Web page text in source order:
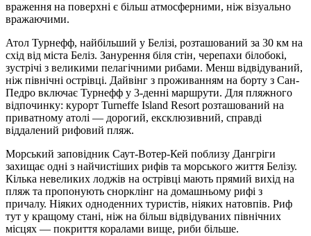
враження на поверхні є більш атмосферними, ніж візуально
вражаючими.
Атол Турнефф, найбільший у Белізі, розташований за 30 км на
схід від міста Беліз. Занурення біля стін, черепахи білобокі,
зустрічі з великими пелагічними рибами. Менш відвідуваний,
ніж північні острівці. Дайвінг з проживанням на борту з Сан-
Педро включає Турнефф у 3-денні маршрути. Для пляжного
відпочинку: курорт Turneffe Island Resort розташований на
приватному атолі — дорогий, ексклюзивний, справді
віддалений рифовий пляж.
Морський заповідник Саут-Вотер-Кей поблизу Дангріги
захищає одні з найчистіших рифів та морського життя Белізу.
Кілька невеликих лоджів на острівці мають прямий вихід на
пляж та пропонують снорклінг на домашньому рифі з
причалу. Ніяких одноденних туристів, ніяких натовпів. Риф
тут у кращому стані, ніж на більш відвідуваних північних
місцях — покриття коралами вище, риби більше.